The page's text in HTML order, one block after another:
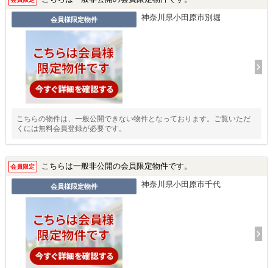
会員様限定物件 神奈川県小田原市別堀
こちらの物件は、一般公開できない物件となっております。ご覧いただ
くには無料会員登録が必要です。
会員限定 こちらは一般非公開の会員限定物件です。
会員様限定物件 神奈川県小田原市千代